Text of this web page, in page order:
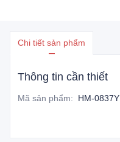
Chi tiết sản phẩm
Thông tin cần thiết
Mã sản phẩm: HM-0837Y